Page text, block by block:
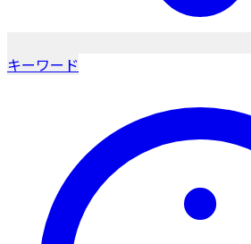
キーワード